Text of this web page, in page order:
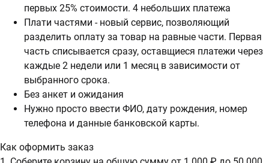
первых 25% стоимости. 4 небольших платежа
Плати частями - новый сервис, позволяющий
разделить оплату за товар на равные части. Первая
часть списывается сразу, оставщиеся платежи через
каждые 2 недели или 1 месяц в зависимости от
выбранного срока.
Без анкет и ожидания
Нужно просто ввести ФИО, дату рождения, номер
телефона и данные банковской карты.
Как оформить заказ